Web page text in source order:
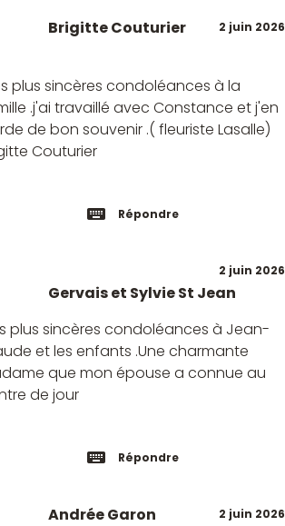
2 juin 2026
Brigitte Couturier
plus sincères condoléances à la
.j'ai travaillé avec Constance et j'en
de bon souvenir .( fleuriste Lasalle)
Couturier
Répondre
2 juin 2026
Gervais et Sylvie St Jean
plus sincères condoléances à Jean-
et les enfants .Une charmante
que mon épouse a connue au
de jour
Répondre
2 juin 2026
Andrée Garon